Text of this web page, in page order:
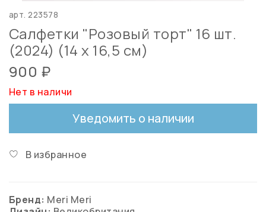
арт.223578
Салфетки "Розовый торт" 16 шт.
(2024) (14 х 16,5 см)
900 ₽
Нет в наличи
Уведомить о наличии
В избранное
Бренд: Meri Meri